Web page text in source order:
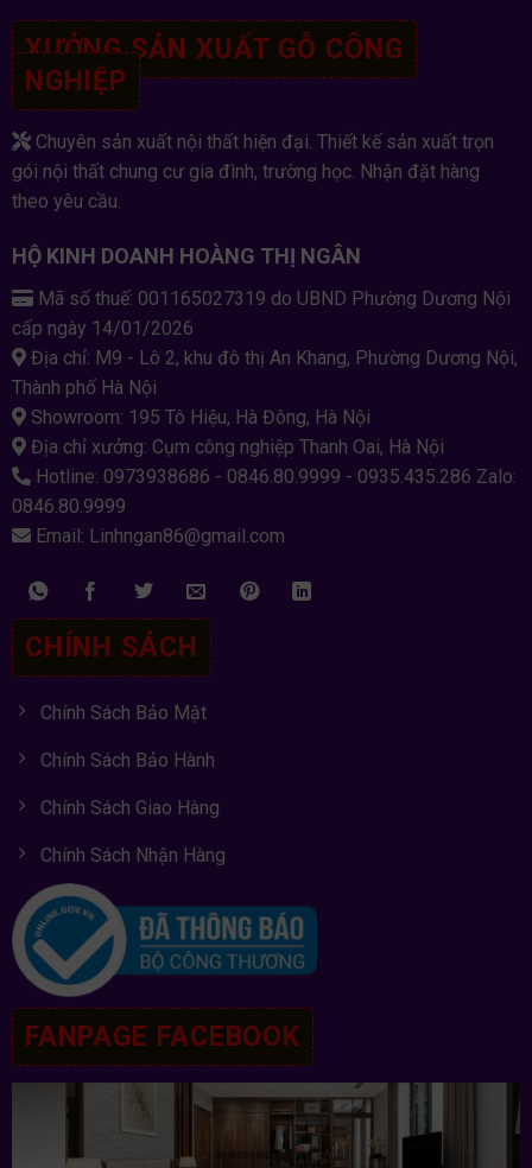
XƯỞNG SẢN XUẤT GỖ CÔNG
NGHIỆP
Chuyên sản xuất nội thất hiện đại. Thiết kế sản xuất trọn
gói nội thất chung cư gia đình, trường học. Nhận đặt hàng
theo yêu cầu.
HỘ KINH DOANH HOÀNG THỊ NGÂN
Mã số thuế: 001165027319 do UBND Phường Dương Nội
cấp ngày 14/01/2026
Địa chỉ: M9 - Lô 2, khu đô thị An Khang, Phường Dương Nội,
Thành phố Hà Nội
Showroom: 195 Tô Hiệu, Hà Đông, Hà Nội
Địa chỉ xưởng: Cụm công nghiệp Thanh Oai, Hà Nội
Hotline: 0973938686 - 0846.80.9999 - 0935.435.286 Zalo:
0846.80.9999
Email: Linhngan86@gmail.com
CHÍNH SÁCH
Chính Sách Bảo Mật
Chính Sách Bảo Hành
Chính Sách Giao Hàng
Chính Sách Nhận Hàng
FANPAGE FACEBOOK